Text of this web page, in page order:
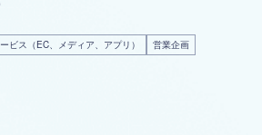
ビス（EC、メディア、アプリ） 営業企画